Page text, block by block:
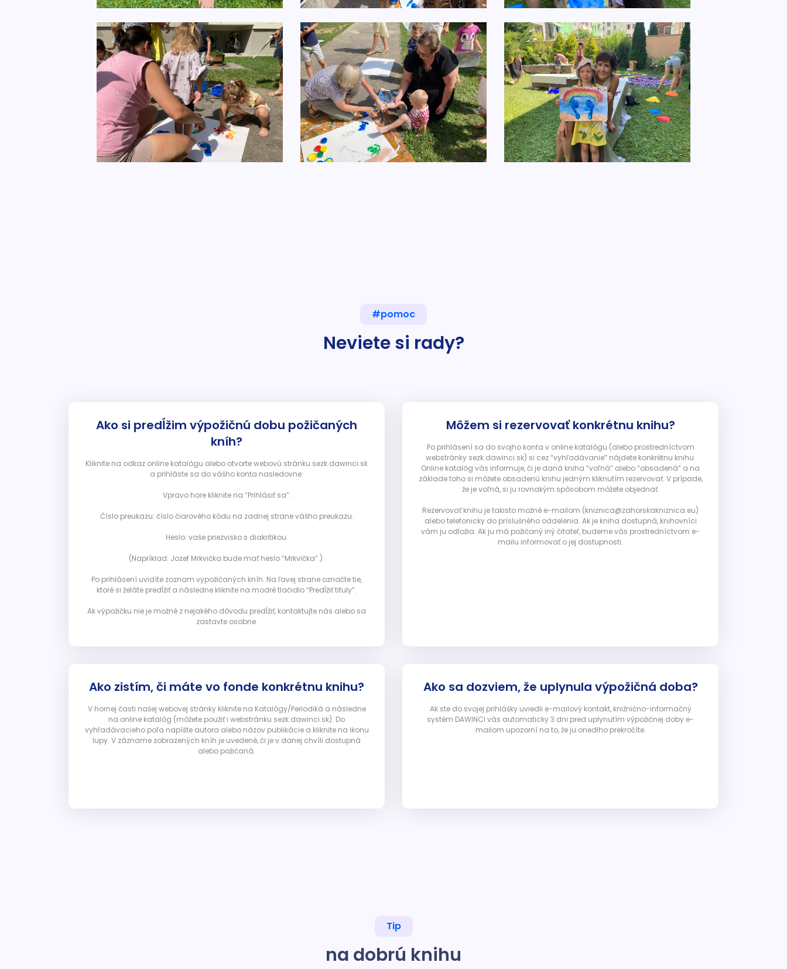
#pomoc
Neviete si rady?
Ako si predĺžim výpožičnú dobu požičaných
kníh?
Kliknite na odkaz online katalógu alebo otvorte webovú stránku sezk.dawinci.sk
a prihláste sa do vášho konta nasledovne:
Vpravo hore kliknite na “Prihlásiť sa”:
Číslo preukazu: číslo čiarového kódu na zadnej strane vášho preukazu.
Heslo: vaše priezvisko s diakritikou.
(Napríklad: Jozef Mrkvička bude mať heslo “Mrkvička”.).
Po prihlásení uvidíte zoznam vypožičaných kníh. Na ľavej strane označte tie,
ktoré si želáte predĺžiť a následne kliknite na modré tlačidlo “Predĺžiť tituly”.
Ak výpožičku nie je možné z nejakého dôvodu predĺžiť, kontaktujte nás alebo sa
zastavte osobne.
Môžem si rezervovať konkrétnu knihu?
Po prihlásení sa do svojho konta v online katalógu (alebo prostredníctvom
webstránky sezk.dawinci.sk) si cez “vyhľadávanie” nájdete konkrétnu knihu.
Online katalóg vás informuje, či je daná kniha “voľná” alebo “obsadená” a na
základe toho si môžete obsadenú knihu jedným kliknutím rezervovať. V prípade,
že je voľná, si ju rovnakým spôsobom môžete objednať.
Rezervovať knihu je takisto možné e-mailom (kniznica@zahorskakniznica.eu)
alebo telefonicky do príslušného oddelenia. Ak je kniha dostupná, knihovníci
vám ju odložia. Ak ju má požičaný iný čitateľ, budeme vás prostredníctvom e-
mailu informovať o jej dostupnosti.
Ako zistím, či máte vo fonde konkrétnu knihu?
V hornej časti našej webovej stránky kliknite na Katalógy/Periodiká a následne
na online katalóg (môžete použiť i webstránku sezk.dawinci.sk). Do
vyhľadávacieho poľa napíšte autora alebo názov publikácie a kliknite na ikonu
lupy. V zázname zobrazených kníh je uvedené, či je v danej chvíli dostupná
alebo požičaná.
Ako sa dozviem, že uplynula výpožičná doba?
Ak ste do svojej prihlášky uviedli e-mailový kontakt, knižnično-informačný
systém DAWINCI vás automaticky 3 dni pred uplynutím výpožičnej doby e-
mailom upozorní na to, že ju onedlho prekročíte.
Tip
na dobrú knihu